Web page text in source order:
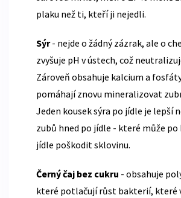
plaku než ti, kteří ji nejedli.
Sýr- nejde o žádný zázrak, ale o
zvyšuje pH v ústech, což
Zároveň obsahuje kalcium a
pomáhají znovu mineralizovat
Jeden kousek sýra po jídle je lepší
zubů hned po jídle - které může po
jídle poškodit sklovinu.
Černý čaj bez cukru - obsahuje
které potlačují růst bakterií, které